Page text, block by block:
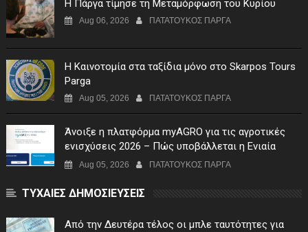
Η Πάργα τίμησε τη Μεταμόρφωση του Κυρίου
Aug 06, 2026 ΠΑΤΑΤΟΥΚΟΣ ΠΑΡΓΑ
Η Καινοτομία στα ταξίδια μόνο στο Skarpos Tours
Parga
Aug 05, 2026 ΠΑΤΑΤΟΥΚΟΣ ΠΑΡΓΑ
Άνοιξε η πλατφόρμα myAGRO για τις αγροτικές
ενισχύσεις 2026 – Πώς υποβάλλεται η Ενιαία
Αίτηση Ενίσχυσης
Aug 05, 2026 ΠΑΤΑΤΟΥΚΟΣ ΠΑΡΓΑ
ΤΥΧΑΙΕΣ ΔΗΜΟΣΙΕΥΣΕΙΣ
Από την Δευτέρα τέλος οι μπλε ταυτότητες για